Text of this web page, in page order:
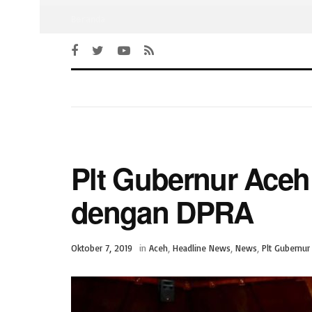
Plt Gubernur
dengan DPRA
Oktober 7, 2019 in Aceh Headline News News Plt Gubernur